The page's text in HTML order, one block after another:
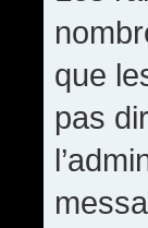
que
pas